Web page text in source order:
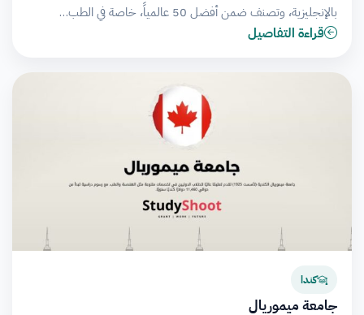
بالإنجليزية، وتصنف ضمن أفضل 50 عالمياً، خاصة في الطب…
قراءة التفاصيل
كندا
جامعة ميموريال